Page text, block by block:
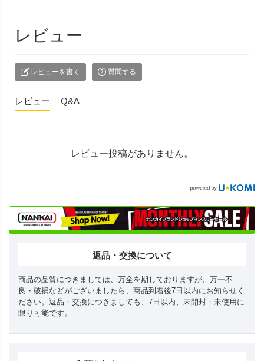
レビュー
レビューを書く 質問する
レビュー Q&A
レビュー投稿がありません。
返品・交換について
商品の品質につきましては、万全を期しておりますが、万一不
良・破損などがございましたら、商品到着後7日以内にお知らせく
ださい。返品・交換につきましても、7日以内、未開封・未使用に
限り可能です。